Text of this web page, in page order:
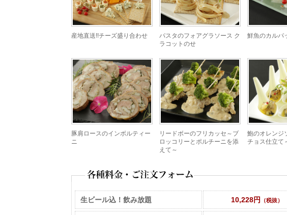
産地直送!!チーズ盛り合わせ
パスタのフォアグラソース ク
ラコットのせ
鮮魚のカルパ
豚肩ロースのインボルティー
ニ
リードボーのフリカッセ～ブ
ロッコリーとポルチーニを添
えて～
鮑のオレンジ
チョス仕立て
生ビール込！飲み放題 10,228円 （税抜）